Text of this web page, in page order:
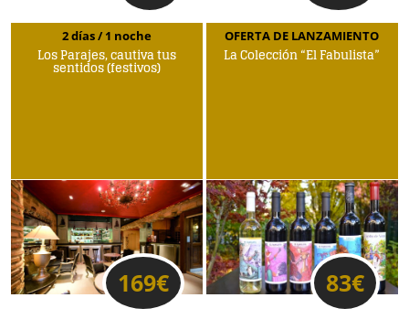
2 días / 1 noche
Los Parajes, cautiva tus
sentidos (festivos)
169€
OFERTA DE LANZAMIENTO
La Colección “El Fabulista”
83€